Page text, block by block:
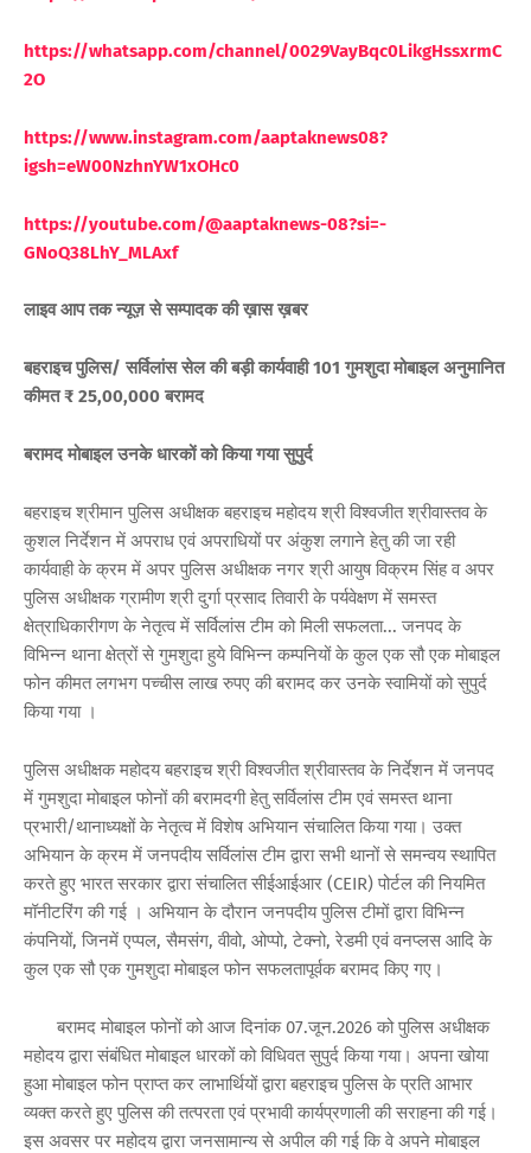
https://whatsapp.com/channel/0029VayBqc0LikgHssxrmC
2O
https://www.instagram.com/aaptaknews08?
igsh=eW00NzhnYW1xOHc0
https://youtube.com/@aaptaknews-08?si=-
GNoQ38LhY_MLAxf
लाइव आप तक न्यूज़ से सम्पादक की ख़ास ख़बर
बहराइच पुलिस/ सर्विलांस सेल की बड़ी कार्यवाही 101 गुमशुदा मोबाइल अनुमानित
कीमत ₹ 25,00,000 बरामद
बरामद मोबाइल उनके धारकों को किया गया सुपुर्द
बहराइच श्रीमान पुलिस अधीक्षक बहराइच महोदय श्री विश्वजीत श्रीवास्तव के
कुशल निर्देशन में अपराध एवं अपराधियों पर अंकुश लगाने हेतु की जा रही
कार्यवाही के क्रम में अपर पुलिस अधीक्षक नगर श्री आयुष विक्रम सिंह व अपर
पुलिस अधीक्षक ग्रामीण श्री दुर्गा प्रसाद तिवारी के पर्यवेक्षण में समस्त
क्षेत्राधिकारीगण के नेतृत्व में सर्विलांस टीम को मिली सफलता... जनपद के
विभिन्न थाना क्षेत्रों से गुमशुदा हुये विभिन्न कम्पनियों के कुल एक सौ एक मोबाइल
फोन कीमत लगभग पच्चीस लाख रुपए की बरामद कर उनके स्वामियों को सुपुर्द
किया गया ।
पुलिस अधीक्षक महोदय बहराइच श्री विश्वजीत श्रीवास्तव के निर्देशन में जनपद
में गुमशुदा मोबाइल फोनों की बरामदगी हेतु सर्विलांस टीम एवं समस्त थाना
प्रभारी/थानाध्यक्षों के नेतृत्व में विशेष अभियान संचालित किया गया। उक्त
अभियान के क्रम में जनपदीय सर्विलांस टीम द्वारा सभी थानों से समन्वय स्थापित
करते हुए भारत सरकार द्वारा संचालित सीईआईआर (CEIR) पोर्टल की नियमित
मॉनीटरिंग की गई । अभियान के दौरान जनपदीय पुलिस टीमों द्वारा विभिन्न
कंपनियों, जिनमें एप्पल, सैमसंग, वीवो, ओप्पो, टेक्नो, रेडमी एवं वनप्लस आदि के
कुल एक सौ एक गुमशुदा मोबाइल फोन सफलतापूर्वक बरामद किए गए।
बरामद मोबाइल फोनों को आज दिनांक 07.जून.2026 को पुलिस अधीक्षक
महोदय द्वारा संबंधित मोबाइल धारकों को विधिवत सुपुर्द किया गया। अपना खोया
हुआ मोबाइल फोन प्राप्त कर लाभार्थियों द्वारा बहराइच पुलिस के प्रति आभार
व्यक्त करते हुए पुलिस की तत्परता एवं प्रभावी कार्यप्रणाली की सराहना की गई।
इस अवसर पर महोदय द्वारा जनसामान्य से अपील की गई कि वे अपने मोबाइल